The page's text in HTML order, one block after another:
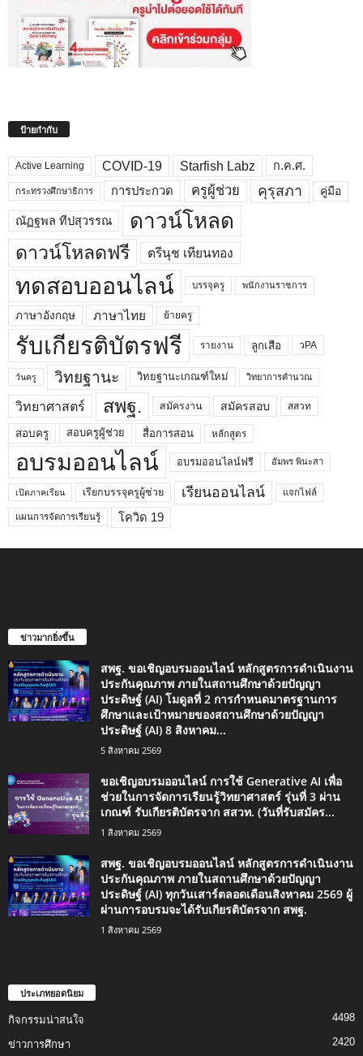
ป้ายกำกับ
Active Learning COVID-19 Starfish Labz ก.ค.ศ.
กระทรวงศึกษาธิการ การประกวด ครูผู้ช่วย คุรุสภา คู่มือ
ณัฏฐพล ทีปสุวรรณ ดาวน์โหลด
ดาวน์โหลดฟรี ตรีนุช เทียนทอง
ทดสอบออนไลน์ บรรจุครู พนักงานราชการ
ภาษาอังกฤษ ภาษาไทย ย้ายครู
รับเกียรติบัตรฟรี รายงาน ลูกเสือ วPA
วันครู วิทยฐานะ วิทยฐานะเกณฑ์ใหม่ วิทยาการคำนวณ
วิทยาศาสตร์ สพฐ. สมัครงาน สมัครสอบ สสวท
สอบครู สอบครูผู้ช่วย สื่อการสอน หลักสูตร
อบรมออนไลน์ อบรมออนไลน์ฟรี อัมพร พินะสา
เปิดภาคเรียน เรียกบรรจุครูผู้ช่วย เรียนออนไลน์ แจกไฟล์
แผนการจัดการเรียนรู้ โควิด 19
ข่าวมากยิ่งขึ้น
สพฐ. ขอเชิญอบรมออนไลน์ หลักสูตรการดำเนินงาน
ประกันคุณภาพ ภายในสถานศึกษาด้วยปัญญา
ประดิษฐ์ (AI) โมดูลที่ 2 การกำหนดมาตรฐานการ
ศึกษาและเป้าหมายของสถานศึกษาด้วยปัญญา
ประดิษฐ์ (AI) 8 สิงหาคม...
5 สิงหาคม 2569
ขอเชิญอบรมออนไลน์ การใช้ Generative AI เพื่อ
ช่วยในการจัดการเรียนรู้วิทยาศาสตร์ รุ่นที่ 3 ผ่าน
เกณฑ์ รับเกียรติบัตรจาก สสวท. (วันที่รับสมัคร...
1 สิงหาคม 2569
สพฐ. ขอเชิญอบรมออนไลน์ หลักสูตรการดำเนินงาน
ประกันคุณภาพ ภายในสถานศึกษาด้วยปัญญา
ประดิษฐ์ (AI) ทุกวันเสาร์ตลอดเดือนสิงหาคม 2569 ผู้
ผ่านการอบรมจะได้รับเกียรติบัตรจาก สพฐ.
1 สิงหาคม 2569
ประเภทยอดนิยม
กิจกรรมน่าสนใจ 4498
ข่าวการศึกษา 2420